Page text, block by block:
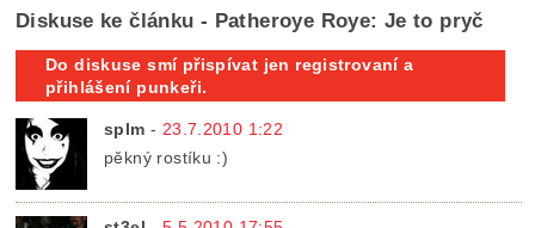
Diskuse ke článku - Patheroye Roye: Je to pryč
Do diskuse smí přispívat jen registrovaní a
přihlášení punkeři.
splm - 23.7.2010 1:22
pěkný rostíku :)